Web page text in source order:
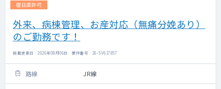
宿日直許可
外来、病棟管理、お産対応（無痛分娩あり）
のご勤務です！
掲載更新日 : 2026年08月06日 案件番号 : 26-SV617857
路線 JR線